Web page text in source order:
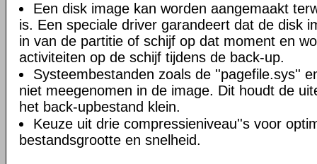
Een disk image kan worden aangemaakt
is. Een speciale driver garandeert dat de disk
in van de partitie of schijf op dat moment en
activiteiten op de schijf tijdens de back-up.
Systeembestanden zoals de ''pagefile.sys''
niet meegenomen in de image. Dit houdt de
het back-upbestand klein.
Keuze uit drie compressieniveau''s voor
bestandsgrootte en snelheid.